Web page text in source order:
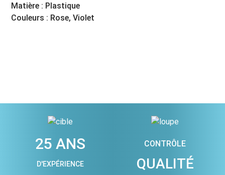
Matière : Plastique
Couleurs : Rose, Violet
25 ANS
D'EXPÉRIENCE
CONTRÔLE
QUALITÉ